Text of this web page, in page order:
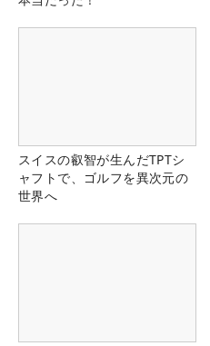
スイスの叡智が生んだTPTシ
ャフトで、ゴルフを異次元の
世界へ